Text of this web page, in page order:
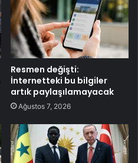
Resmen değişti:
İnternetteki bu bilgiler
artık paylaşılamayacak
Ağustos 7, 2026